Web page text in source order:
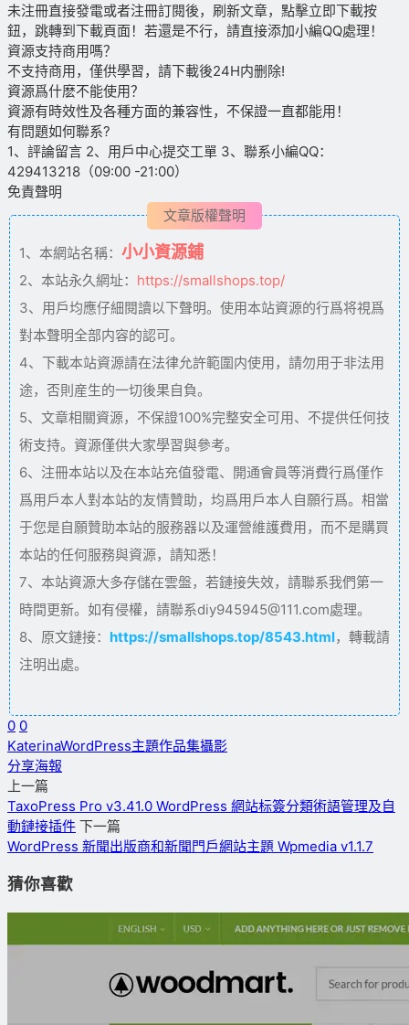
未注冊直接發電或者注冊訂閱後，刷新文章，點擊立即下載按
鈕，跳轉到下載頁面！若還是不行，請直接添加小編QQ處理！
資源支持商用嗎？
不支持商用，僅供學習，請下載後24H内删除!
資源爲什麽不能使用？
資源有時效性及各種方面的兼容性，不保證一直都能用！
有問題如何聯系?
1、評論留言 2、用戶中心提交工單 3、聯系小編QQ：
429413218（09:00 -21:00）
免責聲明
文章版權聲明
1、本網站名稱： 小小資源鋪
2、本站永久網址： https://smallshops.top/
3、用戶均應仔細閱讀以下聲明。使用本站資源的行爲将視爲
對本聲明全部内容的認可。
4、下載本站資源請在法律允許範圍内使用，請勿用于非法用
途，否則産生的一切後果自負。
5、文章相關資源，不保證100%完整安全可用、不提供任何技
術支持。資源僅供大家學習與參考。
6、注冊本站以及在本站充值發電、開通會員等消費行爲僅作
爲用戶本人對本站的友情贊助，均爲用戶本人自願行爲。相當
于您是自願贊助本站的服務器以及運營維護費用，而不是購買
本站的任何服務與資源，請知悉！
7、本站資源大多存儲在雲盤，若鏈接失效，請聯系我們第一
時間更新。如有侵權，請聯系diy945945@111.com處理。
8、原文鏈接： https://smallshops.top/8543.html，轉載請
注明出處。
0 0
KaterinaWordPress主題作品集攝影
分享海報
上一篇
TaxoPress Pro v3.41.0 WordPress 網站标簽分類術語管理及自
動鏈接插件 下一篇
WordPress 新聞出版商和新聞門戶網站主題 Wpmedia v1.1.7
猜你喜歡